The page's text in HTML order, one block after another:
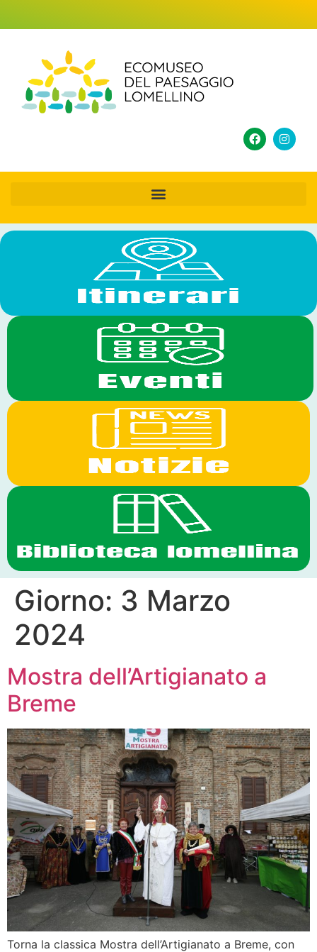
Giorno: 3 Marzo
2024
Mostra dell’Artigianato a
Breme
Torna la classica Mostra dell’Artigianato a Breme, con